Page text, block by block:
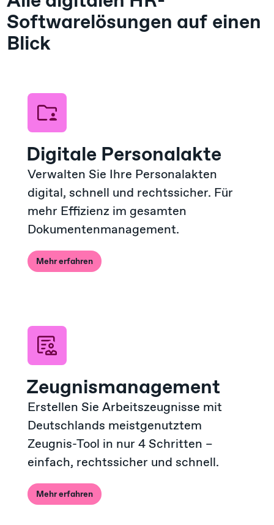
Softwarelösungen auf einen
Blick
Digitale Personalakte
Verwalten Sie Ihre Personalakten
digital, schnell und rechtssicher. Für
mehr Effizienz im gesamten
Dokumentenmanagement.
Mehr erfahren
Zeugnis­manage­ment
Erstellen Sie Arbeitszeugnisse mit
Deutschlands meistgenutztem
Zeugnis-Tool in nur 4 Schritten –
einfach, rechtssicher und schnell.
Mehr erfahren